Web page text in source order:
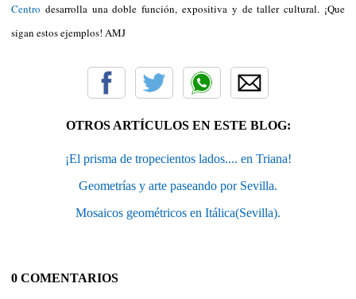
Centro desarrolla una doble función, expositiva y de taller cultural. ¡Que
sigan estos ejemplos! AMJ
OTROS ARTÍCULOS EN ESTE BLOG:
¡El prisma de tropecientos lados.... en Triana!
Geometrías y arte paseando por Sevilla.
Mosaicos geométricos en Itálica(Sevilla).
0 COMENTARIOS